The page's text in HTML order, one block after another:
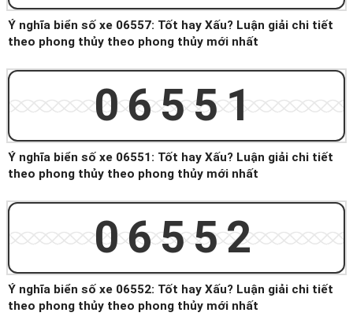
Ý nghĩa biển số xe 06557: Tốt hay Xấu? Luận giải chi tiết
theo phong thủy theo phong thủy mới nhất
06551
Ý nghĩa biển số xe 06551: Tốt hay Xấu? Luận giải chi tiết
theo phong thủy theo phong thủy mới nhất
06552
Ý nghĩa biển số xe 06552: Tốt hay Xấu? Luận giải chi tiết
theo phong thủy theo phong thủy mới nhất